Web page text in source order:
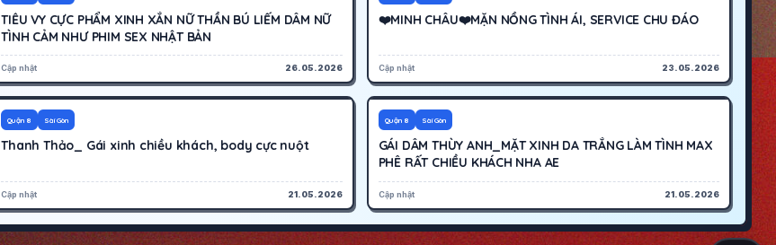
TIỂU VY CỰC PHẨM XINH XẮN NỮ THẦN BÚ LIẾM DÂM NỮ
TÌNH CẢM NHƯ PHIM SEX NHẬT BẢN
Cập nhật 26.05.2026
❤️MINH CHÂU❤️MẶN NỒNG TÌNH ÁI, SERVICE CHU ĐÁO
Cập nhật 23.05.2026
400K
Quận 8 Sài Gòn
Thanh Thảo_ Gái xinh chiều khách, body cực nuột
Cập nhật 21.05.2026
1000K
Quận 8 Sài Gòn
GÁI DÂM THÙY ANH_MẶT XINH DA TRẮNG LÀM TÌNH MAX
PHÊ RẤT CHIỀU KHÁCH NHA AE
Cập nhật 21.05.2026